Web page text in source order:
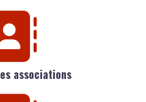
associations